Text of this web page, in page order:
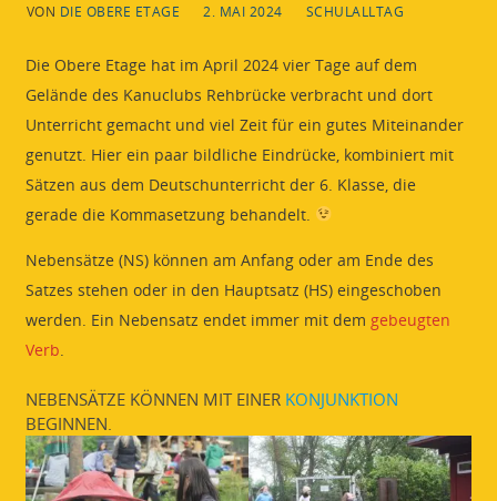
VON DIE OBERE ETAGE 2. MAI 2024 SCHULALLTAG
Die Obere Etage hat im April 2024 vier Tage auf dem
Gelände des Kanuclubs Rehbrücke verbracht und dort
Unterricht gemacht und viel Zeit für ein gutes Miteinander
genutzt. Hier ein paar bildliche Eindrücke, kombiniert mit
Sätzen aus dem Deutschunterricht der 6. Klasse, die
gerade die Kommasetzung behandelt.
Nebensätze (NS) können am Anfang oder am Ende des
Satzes stehen oder in den Hauptsatz (HS) eingeschoben
werden. Ein Nebensatz endet immer mit dem gebeugten
Verb.
NEBENSÄTZE KÖNNEN MIT EINER KONJUNKTION
BEGINNEN.